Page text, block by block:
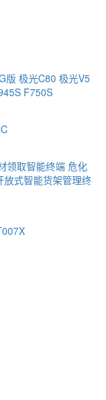
版 极光C80 极光V5
F750S
领取智能终端 危化
放式智能货架管理终